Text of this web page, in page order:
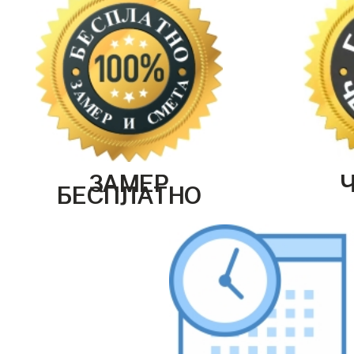
ЗАМЕР
БЕСПЛАТНО